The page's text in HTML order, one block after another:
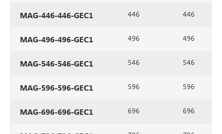
MAG-446-446-GEC1 446 446
MAG-496-496-GEC1 496 496
MAG-546-546-GEC1 546 546
MAG-596-596-GEC1 596 596
MAG-696-696-GEC1 696 696